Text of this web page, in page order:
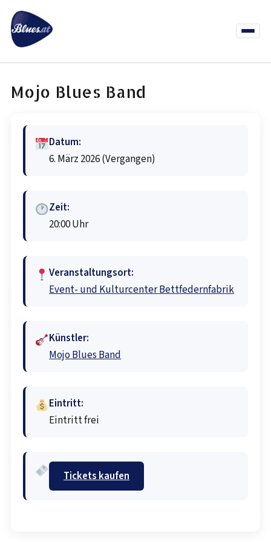
Inhalt
springen
Menü
Mojo Blues Band
Datum:
6. März 2026(Vergangen)
Zeit:
20:00 Uhr
Veranstaltungsort:
Event- und Kulturcenter Bettfedernfabrik
Künstler:
Mojo Blues Band
Eintritt:
Eintritt frei
Tickets kaufen